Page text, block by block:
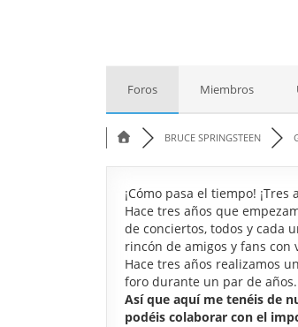
Foros Miembros
BRUCE SPRINGSTEEN
¡Cómo pasa el tiempo! ¡Tres
Hace tres años que
de conciertos, todos y cada
rincón de amigos y fans
Hace tres años realizamos
foro durante un par de
Así que aquí me tenéis de
podéis colaborar con el